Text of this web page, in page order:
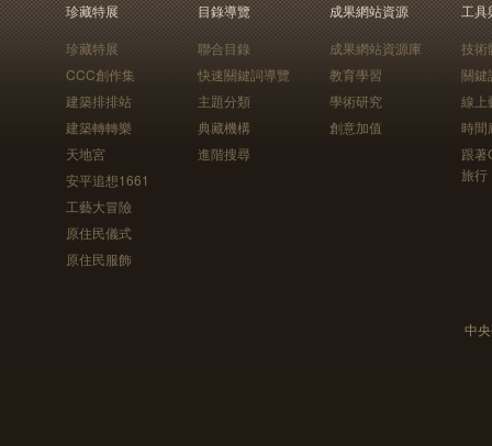
珍藏特展
珍藏特展
CCC創作集
建築排排站
建築轉轉樂
天地宮
安平追想1661
工藝大冒險
原住民儀式
原住民服飾
目錄導覽
聯合目錄
快速關鍵詞導覽
主題分類
典藏機構
進階搜尋
成果網站資源
成果網站資源庫
教育學習
學術研究
創意加值
工具
技術
關鍵
線上
時間
跟
旅行
中